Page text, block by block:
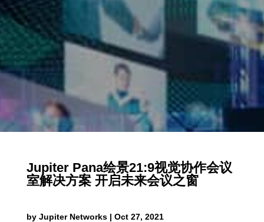
Jupiter Pana绘景21:9视觉协作会议
室解决方案 开启未来会议之窗
by Jupiter Networks| Oct 27, 2021